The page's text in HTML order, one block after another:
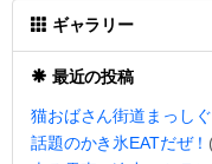
ギャラリー
最近の投稿
猫おばさん街道まっしぐ
話題のかき氷EATだぜ！